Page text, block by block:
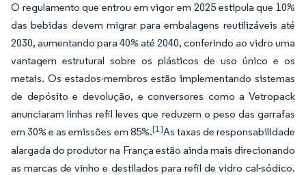
O regulamento que entrou em vigor em 2025 estipula que 10%
das bebidas devem migrar para embalagens reutilizáveis até
2030, aumentando para 40% até 2040, conferindo ao vidro uma
vantagem estrutural sobre os plásticos de uso único e os
metais. Os estados-membros estão implementando sistemas
de depósito e devolução, e conversores como a Vetropack
anunciaram linhas refil leves que reduzem o peso das garrafas
em 30% e as emissões em 85%.[1]As taxas de responsabilidade
alargada do produtor na França estão ainda mais direcionando
as marcas de vinho e destilados para refil de vidro cal-sódico.